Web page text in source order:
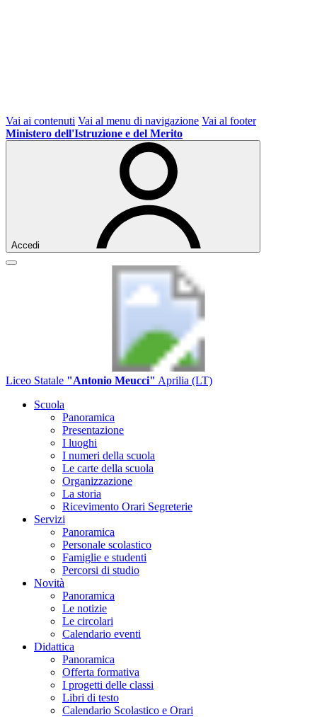
Vai ai contenuti Vai al menu di navigazione Vai al footer
Ministero dell'Istruzione e del Merito
Accedi
Liceo Statale "Antonio Meucci" Aprilia (LT)
Scuola
Panoramica
Presentazione
I luoghi
I numeri della scuola
Le carte della scuola
Organizzazione
La storia
Ricevimento Orari Segreterie
Servizi
Panoramica
Personale scolastico
Famiglie e studenti
Percorsi di studio
Novità
Panoramica
Le notizie
Le circolari
Calendario eventi
Didattica
Panoramica
Offerta formativa
I progetti delle classi
Libri di testo
Calendario Scolastico e Orari